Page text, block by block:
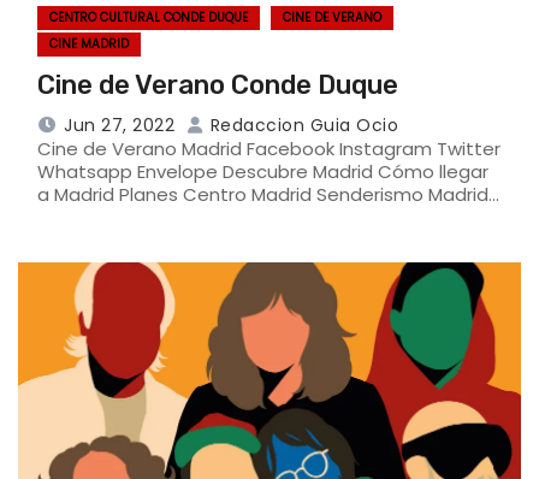
CENTRO CULTURAL CONDE DUQUE
CINE DE VERANO
CINE MADRID
Cine de Verano Conde Duque
Jun 27, 2022 Redaccion Guia Ocio
Cine de Verano Madrid Facebook Instagram Twitter
Whatsapp Envelope Descubre Madrid Cómo llegar
a Madrid Planes Centro Madrid Senderismo Madrid…